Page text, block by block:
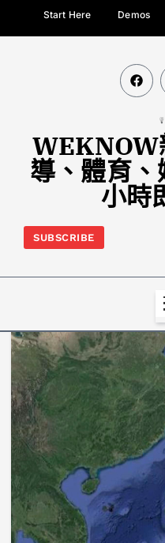
Start Here Demos
WEKNOW
導、體育
小時
SUBSCRIBE